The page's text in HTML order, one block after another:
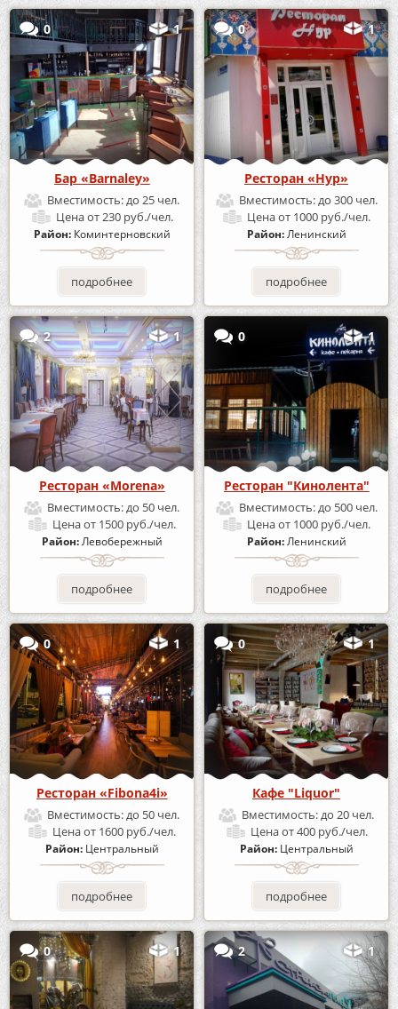
0 1
Бар «Barnaley»
Вместимость:до 25 чел.
Ценаот 230 руб./чел.
Район: Коминтерновский
подробнее
0 1
Ресторан «Нур»
Вместимость:до 300 чел.
Ценаот 1000 руб./чел.
Район:Ленинский
подробнее
2 1
Ресторан «Morena»
Вместимость:до 50 чел.
Ценаот 1500 руб./чел.
Район:Левобережный
подробнее
0 1
Ресторан "Кинолента"
Вместимость:до 500 чел.
Ценаот 1000 руб./чел.
Район:Ленинский
подробнее
0 1
Ресторан «Fibona4i»
Вместимость:до 50 чел.
Ценаот 1600 руб./чел.
Район: Центральный
подробнее
0 1
Кафе "Liquor"
Вместимость:до 20 чел.
Ценаот 400 руб./чел.
Район: Центральный
подробнее
0 1 2 1